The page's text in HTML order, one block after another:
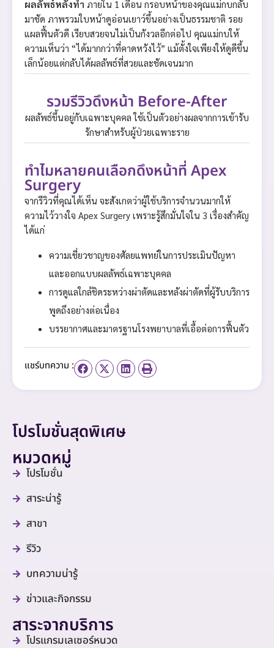
ผลลัพธ์หลังทำ ภายใน 1 เดือน กรอบหน้าของคุณแม่กบกลับ
มาชัด ภาพรวมใบหน้าดูอ่อนเยาว์ขึ้นอย่างเป็นธรรมชาติ รอย
แผลฟื้นตัวดี เรียบสวยจนไม่เป็นกังวลอีกต่อไป คุณแม่กบให้
ความเห็นว่า “ได้มากกว่าที่คาดหวังไว้” แม้ตั้งใจเพียงให้ดูดีขึ้น
เล็กน้อยแต่กลับได้ผลลัพธ์ที่สวยและชัดเจนมาก
รวมรีวิวดึงหน้า Before-After
ผลลัพธ์ขึ้นอยู่กับเฉพาะบุคคล ใช้เป็นตัวอย่างผลจากการเข้ารับ
รักษาสำหรับผู้ป่วยเฉพาะราย
ทำไมหลายคนเลือกดึงหน้าที่ Apex
Surgery
จากรีวิวที่คุณได้เห็น จะสังเกตว่าผู้ใช้บริการจำนวนมากให้
ความไว้วางใจ Apex Surgery เพราะรู้สึกมั่นใจใน 3 เรื่องสำคัญ
ได้แก่
ความเชี่ยวชาญของศัลยแพทย์ในการประเมินปัญหา
และออกแบบผลลัพธ์เฉพาะบุคคล
การดูแลใกล้ชิดระหว่างผ่าตัดและหลังผ่าตัดที่ผู้รับบริการ
พูดถึงอย่างต่อเนื่อง
บรรยากาศและมาตรฐานโรงพยาบาลที่เอื้อต่อการฟื้นตัว
แชร์บทความ :
โปรโมชั่นสุดพิเศษ
หมวดหมู่
โปรโมชั่น
สาระน่ารู้
สาขา
รีวิว
บทความน่ารู้
ข่าวและกิจกรรม
สาระจากบริการ
โปรแกรมเลเซอร์หนวด